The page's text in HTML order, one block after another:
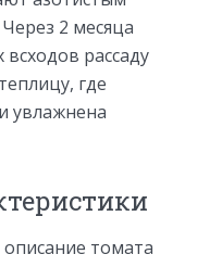
2 месяца
рассаду
где
увлажнена
томата